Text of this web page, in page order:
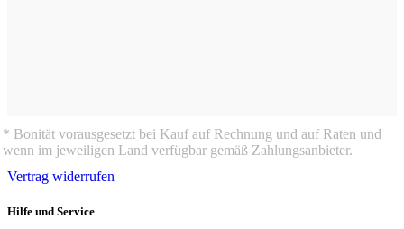
* Bonität vorausgesetzt bei Kauf auf Rechnung und auf Raten und
wenn im jeweiligen Land verfügbar gemäß Zahlungsanbieter.
Vertrag widerrufen
Hilfe und Service